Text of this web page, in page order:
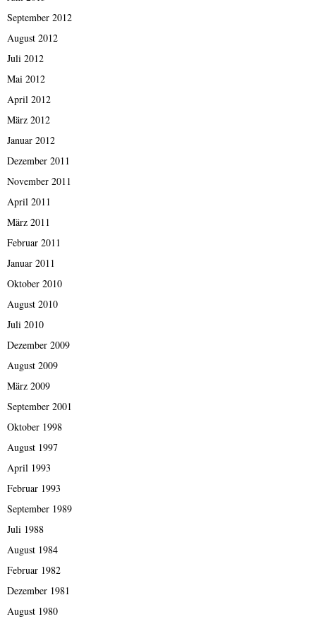
September 2012
August 2012
Juli 2012
Mai 2012
April 2012
März 2012
Januar 2012
Dezember 2011
November 2011
April 2011
März 2011
Februar 2011
Januar 2011
Oktober 2010
August 2010
Juli 2010
Dezember 2009
August 2009
März 2009
September 2001
Oktober 1998
August 1997
April 1993
Februar 1993
September 1989
Juli 1988
August 1984
Februar 1982
Dezember 1981
August 1980